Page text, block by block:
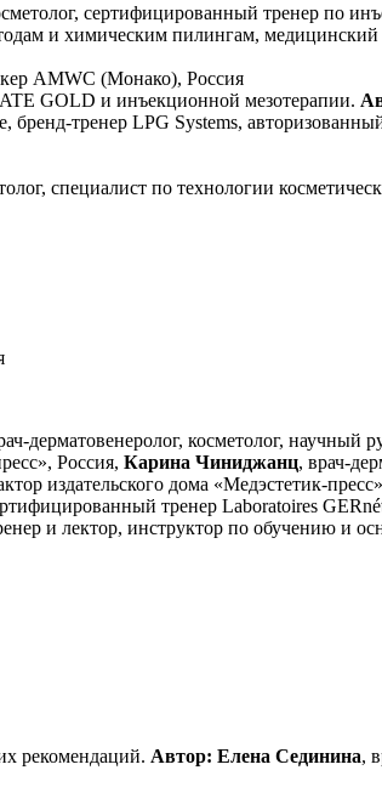
сертифицированный тренер по
и химическим пилингам, медицинский
AMWC (Монако), Россия
GOLD и инъекционной мезотерапии.
тренер LPG Systems,
специалист по технологии
дерматовенеролог, косметолог, научный
Россия, Карина Чиниджанц, врач-
издательского дома «Медэстетик-
тренер Laboratoires
и лектор, инструктор по обучению и
рекомендаций. Автор: Елена Сединина,